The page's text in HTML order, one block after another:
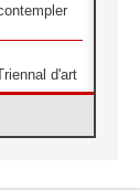
d'art
religieuses